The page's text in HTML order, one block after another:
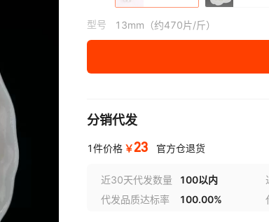
型号 13mm（约470片/斤）
分销代发
1件价格 ￥23 官方仓退货
近30天代发数量 100以内
代发品质达标率
100.00%